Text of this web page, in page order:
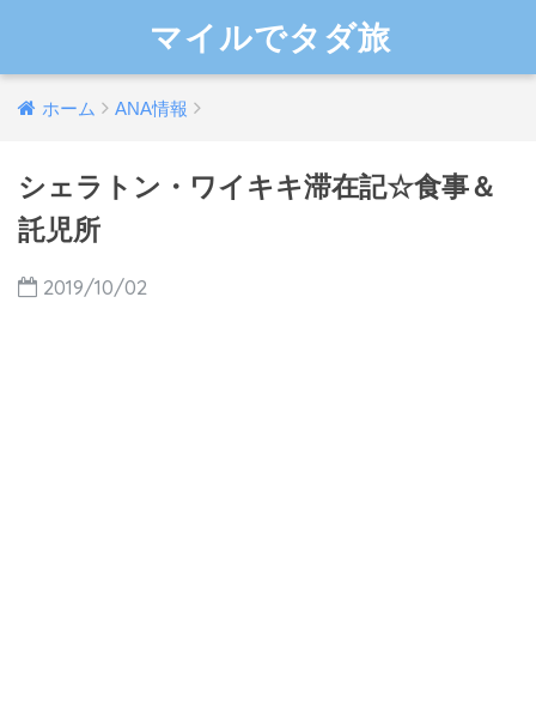
マイルでタダ旅
ホーム ANA情報
シェラトン・ワイキキ滞在記☆食事＆
託児所
2019/10/02